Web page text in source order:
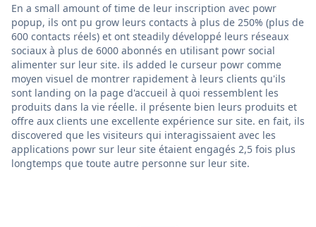
En a small amount of time de leur inscription avec powr
popup, ils ont pu grow leurs contacts à plus de 250% (plus de
600 contacts réels) et ont steadily développé leurs réseaux
sociaux à plus de 6000 abonnés en utilisant powr social
alimenter sur leur site. ils added le curseur powr comme
moyen visuel de montrer rapidement à leurs clients qu'ils
sont landing on la page d'accueil à quoi ressemblent les
produits dans la vie réelle. il présente bien leurs produits et
offre aux clients une excellente expérience sur site. en fait, ils
discovered que les visiteurs qui interagissaient avec les
applications powr sur leur site étaient engagés 2,5 fois plus
longtemps que toute autre personne sur leur site.